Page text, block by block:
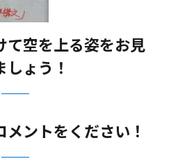
て空を上る姿をお見
しょう！
ントをください！